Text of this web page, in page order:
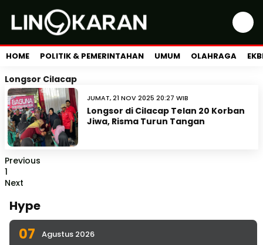
HOME POLITIK & PEMERINTAHAN UMUM OLAHRAGA
Longsor Cilacap
JUMAT, 21 NOV 2025 20:27 WIB
Longsor di Cilacap Telan 20 Korban
Jiwa, Risma Turun Tangan
Previous
1
Next
Hype
07 Agustus 2026